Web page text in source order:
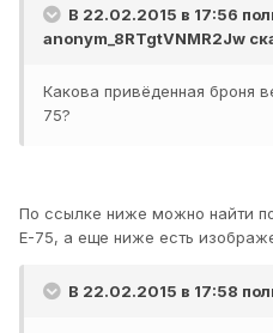
В 22.02.2015 в 17:56
anonym_8RTgtVNMR2Jw
Какова привёденная броня
75?
По ссылке ниже можно найти
Е-75, а еще ниже есть
В 22.02.2015 в 17:58